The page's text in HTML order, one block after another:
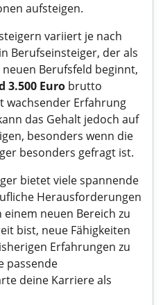
aufsteigen.
variiert je nach
Berufseinsteiger, der als
Berufsfeld beginnt,
3.500 Euro brutto
wachsender Erfahrung
das Gehalt jedoch auf
besonders wenn die
besonders gefragt ist.
bietet viele spannende
Herausforderungen
neuen Bereich zu
bist, neue Fähigkeiten
Erfahrungen zu
passende
deine Karriere als